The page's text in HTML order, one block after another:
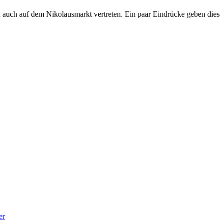
auf dem Nikolausmarkt vertreten. Ein paar Eindrücke geben